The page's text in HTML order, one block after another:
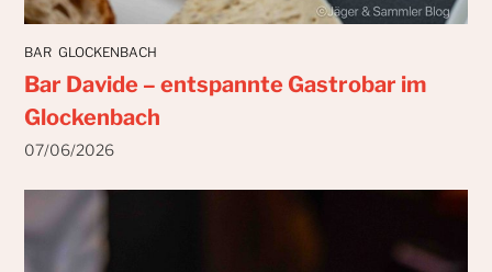
BAR GLOCKENBACH
Bar Davide – entspannte Gastrobar im
Glockenbach
07/06/2026